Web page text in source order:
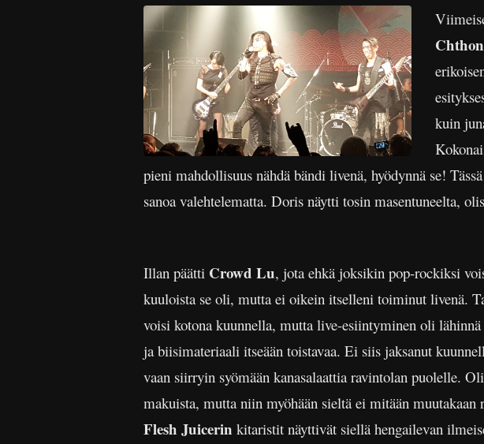
kuin
pieni mahdollisuus nähdä bändi livenä, hyödynnä se!
sanoa valehtelematta. Doris näytti tosin masentuneelta,
Illan päätti Crowd Lu, jota ehkä joksikin pop-rockiksi
kuuloista se oli, mutta ei oikein itselleni toiminut livenä.
voisi kotona kuunnella, mutta live-esiintyminen oli
ja biisimateriaali itseään toistavaa. Ei siis jaksanut
vaan siirryin syömään kanasalaattia ravintolan puolelle.
makuista, mutta niin myöhään sieltä ei mitään muutakaan
Flesh Juicerin kitaristit näyttivät siellä hengailevan